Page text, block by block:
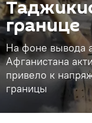
границе
На фоне вывода
Афганистана
привело к
границы